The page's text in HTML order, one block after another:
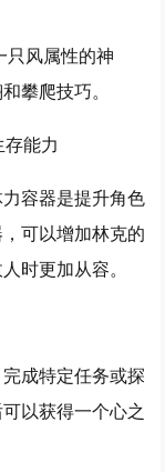
只风属性的神
攀爬技巧。
能力
容器是提升角色
可以增加林克的
时更加从容。
成特定任务或探
以获得一个心之